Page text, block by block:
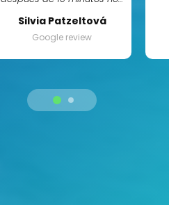
íbamos con las llaves del
personal es muy
agradable y servicial!
Silvia Patzeltová
Google review